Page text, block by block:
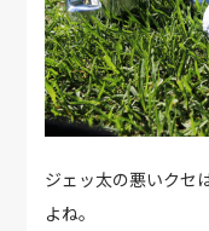
ジェッ太の悪いクセ
よね。